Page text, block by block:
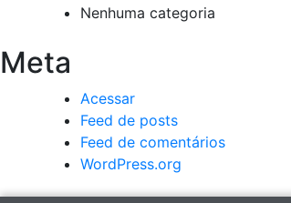
Nenhuma categoria
Meta
Acessar
Feed de posts
Feed de comentários
WordPress.org